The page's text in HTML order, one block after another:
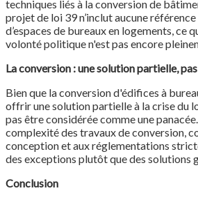
techniques liés à la conversion de
projet de loi 39 n’inclut aucune
d’espaces de bureaux en logements, ce
volonté politique n'est pas encore
La conversion : une solution partielle,
Bien que la conversion d'édifices à
offrir une solution partielle à la crise du
pas être considérée comme une
complexité des travaux de conversion,
conception et aux réglementations
des exceptions plutôt que des solutions
Conclusion